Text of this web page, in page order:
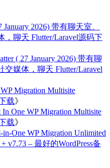
January 2026) 带有聊天室、
聊天 Flutter/Laravel源码下
( 27 January 2026) 带有聊
媒体，聊天 Flutter/Laravel
Migration Multisite
载》
One WP Migration Multisite
载》
in-One WP Migration Unlimited
v7.73 – 最好的WordPress备